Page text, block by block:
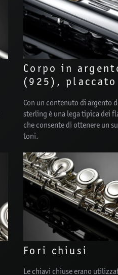
Corpo in
(925),
Con un contenuto di argento
sterling è una lega tipica dei
che consente di ottenere un
toni.
Fori chiusi
Le chiavi chiuse erano